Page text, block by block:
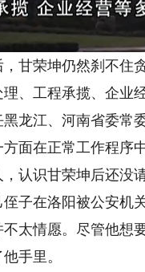
荣坤仍然刹不住贪
、工程承揽、企业
江、河南省委常委
面在正常工作程序
识甘荣坤后还没请
子在洛阳被公安机
太情愿。尽管他想
手里。